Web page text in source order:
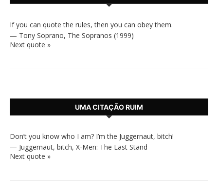
If you can quote the rules, then you can obey them.
— Tony Soprano, The Sopranos (1999)
Next quote »
UMA CITAÇÃO RUIM
Don’t you know who I am? I’m the Juggernaut, bitch!
— Juggernaut, bitch, X-Men: The Last Stand
Next quote »